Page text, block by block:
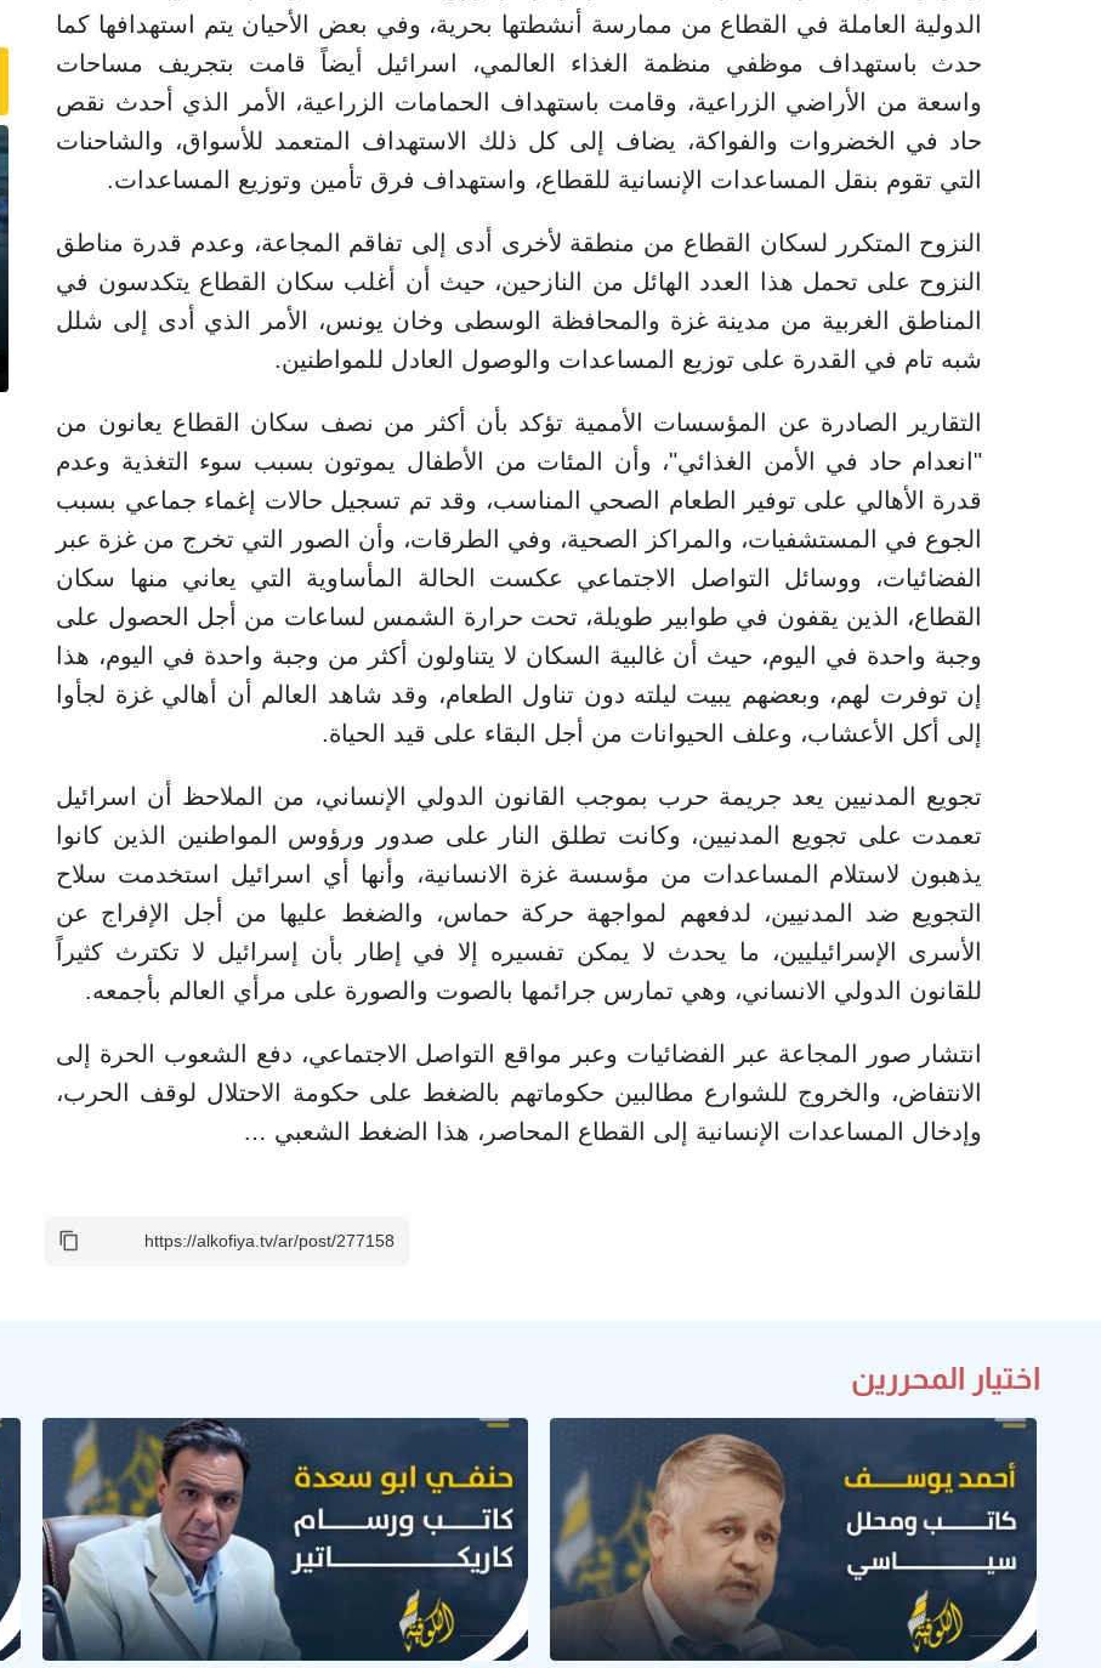
الدولية العاملة في القطاع من ممارسة أنشطتها بحرية، وفي بعض الأحيان يتم استهدافها كما
حدث باستهداف موظفي منظمة الغذاء العالمي، اسرائيل أيضاً قامت بتجريف مساحات
واسعة من الأراضي الزراعية، وقامت باستهداف الحمامات الزراعية، الأمر الذي أحدث نقص
حاد في الخضروات والفواكة، يضاف إلى كل ذلك الاستهداف المتعمد للأسواق، والشاحنات
التي تقوم بنقل المساعدات الإنسانية للقطاع، واستهداف فرق تأمين وتوزيع المساعدات.
النزوح المتكرر لسكان القطاع من منطقة لأخرى أدى إلى تفاقم المجاعة، وعدم قدرة مناطق
النزوح على تحمل هذا العدد الهائل من النازحين، حيث أن أغلب سكان القطاع يتكدسون في
المناطق الغربية من مدينة غزة والمحافظة الوسطى وخان يونس، الأمر الذي أدى إلى شلل
شبه تام في القدرة على توزيع المساعدات والوصول العادل للمواطنين.
التقارير الصادرة عن المؤسسات الأممية تؤكد بأن أكثر من نصف سكان القطاع يعانون من
"انعدام حاد في الأمن الغذائي"، وأن المئات من الأطفال يموتون بسبب سوء التغذية وعدم
قدرة الأهالي على توفير الطعام الصحي المناسب، وقد تم تسجيل حالات إغماء جماعي بسبب
الجوع في المستشفيات، والمراكز الصحية، وفي الطرقات، وأن الصور التي تخرج من غزة عبر
الفضائيات، ووسائل التواصل الاجتماعي عكست الحالة المأساوية التي يعاني منها سكان
القطاع، الذين يقفون في طوابير طويلة، تحت حرارة الشمس لساعات من أجل الحصول على
وجبة واحدة في اليوم، حيث أن غالبية السكان لا يتناولون أكثر من وجبة واحدة في اليوم، هذا
إن توفرت لهم، وبعضهم يبيت ليلته دون تناول الطعام، وقد شاهد العالم أن أهالي غزة لجأوا
إلى أكل الأعشاب، وعلف الحيوانات من أجل البقاء على قيد الحياة.
تجويع المدنيين يعد جريمة حرب بموجب القانون الدولي الإنساني، من الملاحظ أن اسرائيل
تعمدت على تجويع المدنيين، وكانت تطلق النار على صدور ورؤوس المواطنين الذين كانوا
يذهبون لاستلام المساعدات من مؤسسة غزة الانسانية، وأنها أي اسرائيل استخدمت سلاح
التجويع ضد المدنيين، لدفعهم لمواجهة حركة حماس، والضغط عليها من أجل الإفراج عن
الأسرى الإسرائيليين، ما يحدث لا يمكن تفسيره إلا في إطار بأن إسرائيل لا تكترث كثيراً
للقانون الدولي الانساني، وهي تمارس جرائمها بالصوت والصورة على مرأي العالم بأجمعه.
انتشار صور المجاعة عبر الفضائيات وعبر مواقع التواصل الاجتماعي، دفع الشعوب الحرة إلى
الانتفاض، والخروج للشوارع مطالبين حكوماتهم بالضغط على حكومة الاحتلال لوقف الحرب،
وإدخال المساعدات الإنسانية إلى القطاع المحاصر، هذا الضغط الشعبي …
اختيار المحررين